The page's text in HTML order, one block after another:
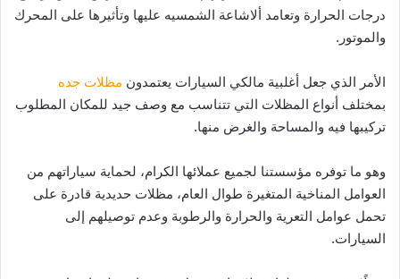
درجات الحرارة وتعامد ألاشاعة الشمسيه عليها وتأثيرها على المحرك
والموتور.
الأمر الذي جعل أغلبية مالكي السيارات يعتمدون مظلات جده
بمختلف أنواع المظلات التي تتناسب مع وصف جيد للمكان المطلوب
تركيبها فيه والمساحة والغرض منها.
وهو ما توفره مؤسستنا لجميع عملائها الكرام، لحماية سياراتهم من
العوامل المناخية المتغيرة طوال العام، مظلات حديدية قادرة على
تحمل عوامل التعرية والحرارة والرطوبة وعدم توصيلهم إلى
السيارات.